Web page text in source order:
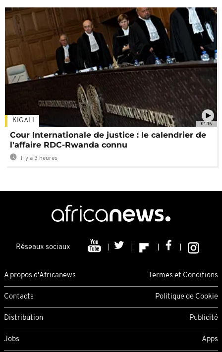
01:16
KIGALI
Cour Internationale de justice : le calendrier de
l'affaire RDC-Rwanda connu
Il y a 3 heures
Réseaux sociaux
A propos d'Africanews Termes et Conditions
Contacts Politique de Cookie
Distribution Publicité
Jobs Apps